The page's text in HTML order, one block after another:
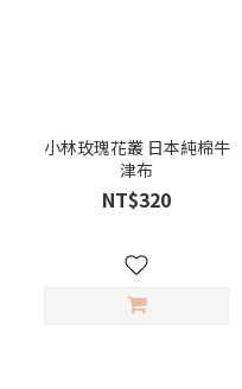
小林玫瑰花叢 日本純棉牛
津布
NT$320